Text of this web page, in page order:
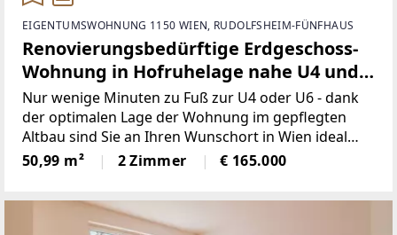
EIGENTUMSWOHNUNG 1150 WIEN, RUDOLFSHEIM-FÜNFHAUS
Renovierungsbedürftige Erdgeschoss-
Wohnung in Hofruhelage nahe U4 und
U6! Grenze zum 6. und 12. Bezirk!
Nur wenige Minuten zu Fuß zur U4 oder U6 - dank
der optimalen Lage der Wohnung im gepflegten
Altbau sind Sie an Ihren Wunschort in Wien ideal
angebunden und erfreuen sich trotz dessen der
ruhigen, grünen Ausrichtung in den luftigen
50,99 m² 2 Zimmer € 165.000